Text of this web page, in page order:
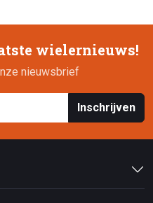
wielernieuws!
nieuwsbrief
Inschrijven